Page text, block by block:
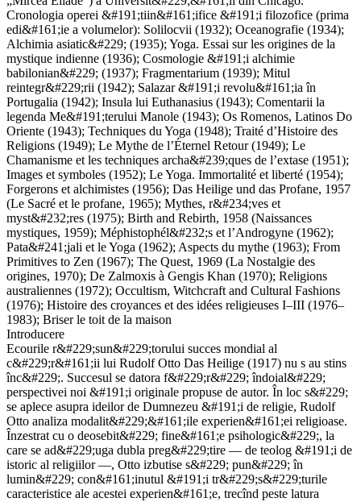
Cronologia operei &#191;tiin&#161;ifice &#191;i filozofice (prima
edi&#161;ie a volumelor): Solilocvii (1932); Oceanografie (1934);
Alchimia asiatic&#229; (1935); Yoga. Essai sur les origines de la
mystique indienne (1936); Cosmologie &#191;i alchimie
babilonian&#229; (1937); Fragmentarium (1939); Mitul
reintegr&#229;rii (1942); Salazar &#191;i revolu&#161;ia în
Portugalia (1942); Insula lui Euthanasius (1943); Comentarii la
legenda Me&#191;terului Manole (1943); Os Romenos, Latinos Do
Oriente (1943); Techniques du Yoga (1948); Traité d’Histoire des
Religions (1949); Le Mythe de l’Éternel Retour (1949); Le
Chamanisme et les techniques archa&#239;ques de l’extase (1951);
Images et symboles (1952); Le Yoga. Immortalité et liberté (1954);
Forgerons et alchimistes (1956); Das Heilige und das Profane, 1957
(Le Sacré et le profane, 1965); Mythes, r&#234;ves et
myst&#232;res (1975); Birth and Rebirth, 1958 (Naissances
mystiques, 1959); Méphistophél&#232;s et l’Androgyne (1962);
Pata&#241;jali et le Yoga (1962); Aspects du mythe (1963); From
Primitives to Zen (1967); The Quest, 1969 (La Nostalgie des
origines, 1970); De Zalmoxis à Gengis Khan (1970); Religions
australiennes (1972); Occultism, Witchcraft and Cultural Fashions
(1976); Histoire des croyances et des idées religieuses I–III (1976–
1983); Briser le toit de la maison
Introducere
Ecourile r&#229;sun&#229;torului succes mondial al
c&#229;r&#161;ii lui Rudolf Otto Das Heilige (1917) nu s au stins
înc&#229;. Succesul se datora f&#229;r&#229; îndoial&#229;
perspectivei noi &#191;i originale propuse de autor. În loc s&#229;
se aplece asupra ideilor de Dumnezeu &#191;i de religie, Rudolf
Otto analiza modalit&#229;&#161;ile experien&#161;ei religioase.
Înzestrat cu o deosebit&#229; fine&#161;e psihologic&#229;, la
care se ad&#229;uga dubla preg&#229;tire — de teolog &#191;i de
istoric al religiilor —, Otto izbutise s&#229; pun&#229; în
lumin&#229; con&#161;inutul &#191;i tr&#229;s&#229;turile
caracteristice ale acestei experien&#161;e, trecînd peste latura